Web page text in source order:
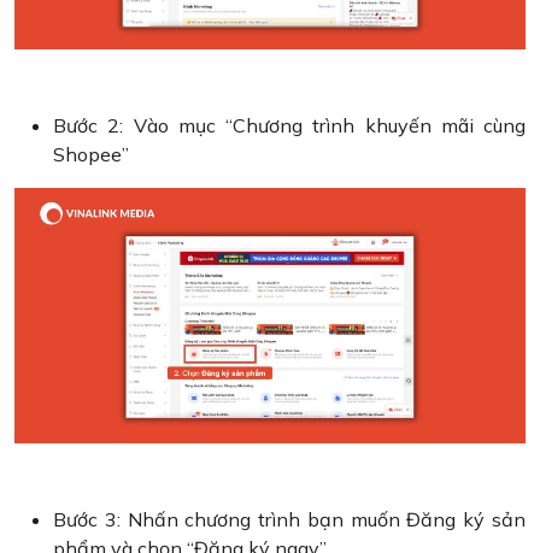
Bước 2: Vào mục “Chương trình khuyến mãi cùng
Shopee”
Bước 3: Nhấn chương trình bạn muốn Đăng ký sản